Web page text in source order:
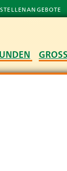
STELLENANGEBOTE